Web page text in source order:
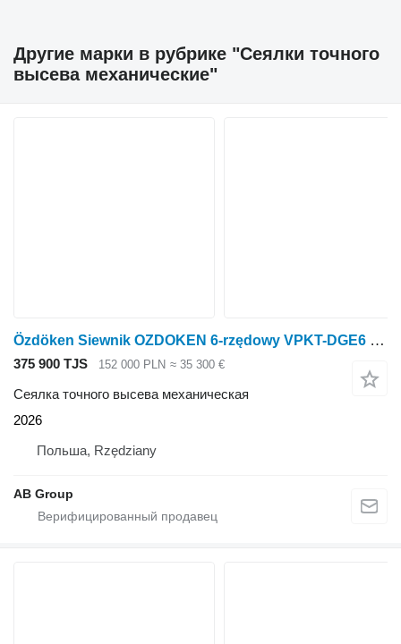
Другие марки в рубрике "Сеялки точного
высева механические"
Özdöken Siewnik OZDOKEN 6-rzędowy VPKT-DGE6 napęd elektryczny i ISOBUS d
375 900 TJS 152 000 PLN ≈ 35 300 €
Сеялка точного высева механическая
2026
Польша, Rzędziany
AB Group